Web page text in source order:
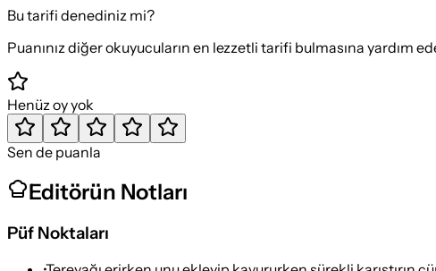
Bu tarifi denediniz mi?
Puanınız diğer okuyucuların en lezzetli tarifi bulmasına yardım
Henüz oy yok
Sen de puanla
Editörün Notları
Püf Noktaları